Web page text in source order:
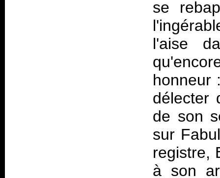
se
l'aise
honneur
délecter
de son
sur
registre,
à son